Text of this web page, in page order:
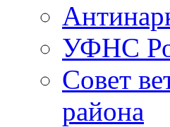
УФНС
Совет
района